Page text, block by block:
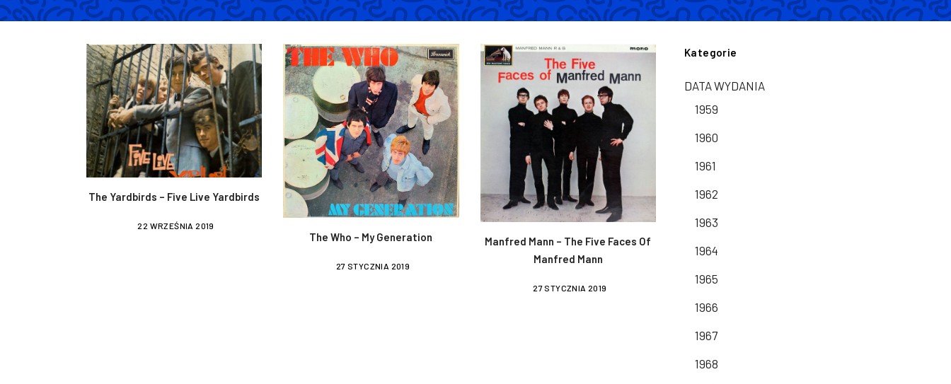
The Yardbirds – Five Live Yardbirds
22 WRZEŚNIA 2019
The Who – My Generation
27 STYCZNIA 2019
Manfred Mann – The Five Faces Of
Manfred Mann
27 STYCZNIA 2019
Kategorie
DATA WYDANIA
1959
1960
1961
1962
1963
1964
1965
1966
1967
1968